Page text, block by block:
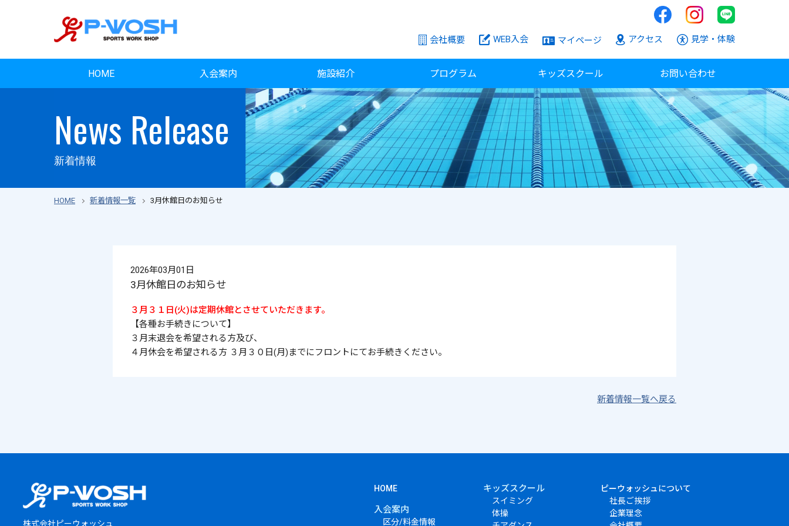
会社概要 WEB入会 マイページ アクセス 見学・体験
HOME 入会案内 施設紹介 プログラム キッズスクール お問い合わせ
News Release
新着情報
HOME 新着情報一覧 3月休館日のお知らせ
2026年03月01日
3月休館日のお知らせ
３月３１日(火)は定期休館とさせていただきます。
【各種お手続きについて】
３月末退会を希望される方及び、
４月休会を希望される方 ３月３０日(月)までにフロントにてお手続きください。
新着情報一覧へ戻る
株式会社ピーウォッシュ
HOME
入会案内
区分/料金情報
キッズスクール
スイミング
体操
ピーウォッシュについて
社長ご挨拶
企業理念